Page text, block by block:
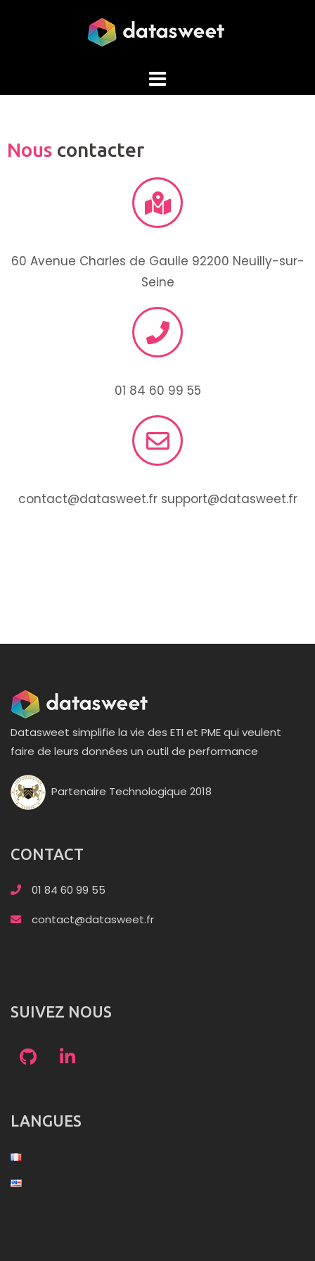
Nous contacter
60 Avenue Charles de Gaulle 92200 Neuilly-sur-
Seine
01 84 60 99 55
contact@datasweet.fr support@datasweet.fr
Datasweet simplifie la vie des ETI et PME qui veulent
faire de leurs données un outil de performance
Partenaire Technologique 2018
CONTACT
01 84 60 99 55
contact@datasweet.fr
SUIVEZ NOUS
LANGUES